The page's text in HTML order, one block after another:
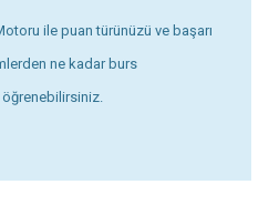
ile puan türünüzü ve başarı
ne kadar burs